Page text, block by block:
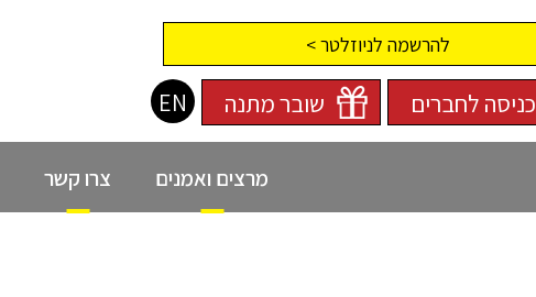
להרשמה לניוזלטר >
EN כניסה לחברים שובר מתנה
מרצים ואמנים צרו קשר